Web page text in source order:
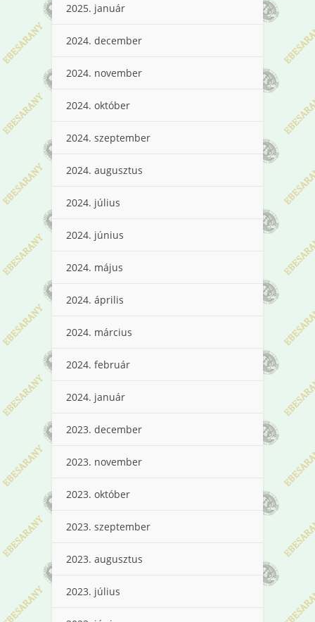
2025. január
2024. december
2024. november
2024. október
2024. szeptember
2024. augusztus
2024. július
2024. június
2024. május
2024. április
2024. március
2024. február
2024. január
2023. december
2023. november
2023. október
2023. szeptember
2023. augusztus
2023. július